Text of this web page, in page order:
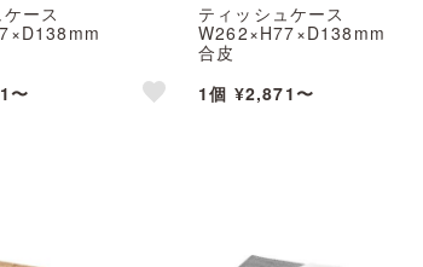
ース
〜
ティッシュケース
W262×H77×D138mm
合皮
1個 ¥2,871〜